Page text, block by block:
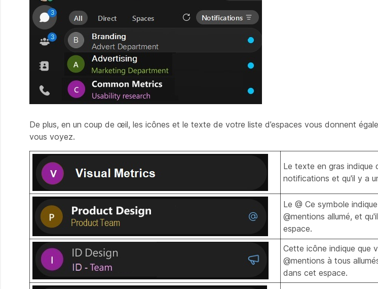
De plus, en un coup de œil, les icônes et le texte de votre liste d’espaces vous donnent
vous voyez.
Le texte en gras indique
notifications et qu'il y a
Le @ Ce symbole
@mentions allumé, et
espace.
Cette icône indique que
@mentions à tous
dans cet espace.